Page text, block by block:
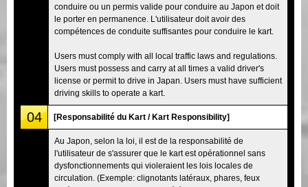
conduire ou un permis valide pour conduire au Japon et doit
le porter en permanence. L'utilisateur doit avoir des
compétences de conduite suffisantes pour conduire le kart.
Users must comply with all local traffic laws and regulations.
Users must possess and carry at all times a valid driver's
license or permit to drive in Japan. Users must have sufficient
driving skills to operate a kart.
04 [Responsabilité du Kart / Kart Responsibility]
Au Japon, selon la loi, il est de la responsabilité de
l'utilisateur de s'assurer que le kart est opérationnel sans
dysfonctionnements qui violeraient les lois locales de
circulation. (Exemple: clignotants latéraux, phares, feux